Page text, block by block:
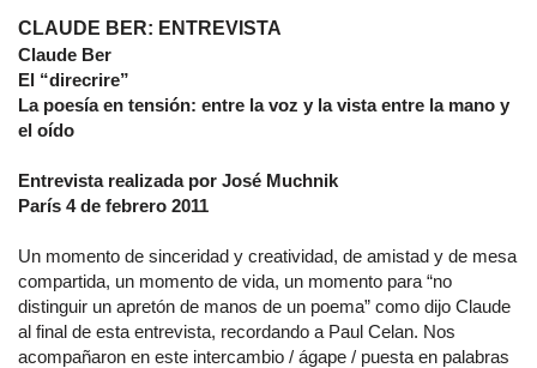
CLAUDE BER: ENTREVISTA
Claude Ber
El “direcrire”
La poesía en tensión: entre la voz y la vista entre la mano y
el oído
Entrevista realizada por José Muchnik
París 4 de febrero 2011
Un momento de sinceridad y creatividad, de amistad y de mesa
compartida, un momento de vida, un momento para “no
distinguir un apretón de manos de un poema” como dijo Claude
al final de esta entrevista, recordando a Paul Celan. Nos
acompañaron en este intercambio / ágape / puesta en palabras